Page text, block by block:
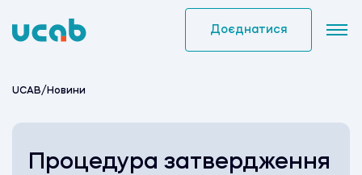
to
Доєднатися
UCAB/ Новини
Процедура затвердження